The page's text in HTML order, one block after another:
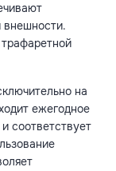
внешности.
на
ежегодное
соответствует